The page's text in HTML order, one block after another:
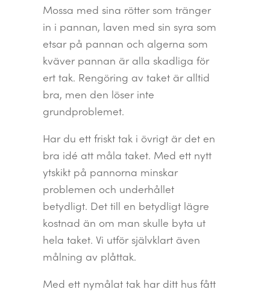
Mossa med sina rötter som tränger
in i pannan, laven med sin syra som
etsar på pannan och algerna som
kväver pannan är alla skadliga för
ert tak. Rengöring av taket är alltid
bra, men den löser inte
grundproblemet.
Har du ett friskt tak i övrigt är det en
bra idé att måla taket. Med ett nytt
ytskikt på pannorna minskar
problemen och underhållet
betydligt. Det till en betydligt lägre
kostnad än om man skulle byta ut
hela taket. Vi utför självklart även
målning av plåttak.
Med ett nymålat tak har ditt hus fått